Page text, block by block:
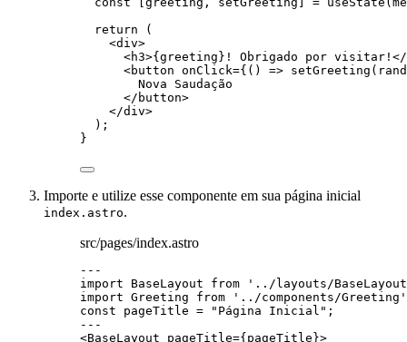
return (
<div>
<h3>{greeting} ! Obrigado por visitar! </
<button onClick={ () => setGreeting (
Nova Saudação
</ button>
</div>
);
}
Importe e utilize esse componente em sua página inicial
index.astro.
src/pages/index.astro
---
import BaseLayout from ' ../layouts/
import Greeting from ' ../components/Greeting '
const pageTitle = " Página Inicial " ;
---
<BaseLayout pageTitle={pageTitle}>